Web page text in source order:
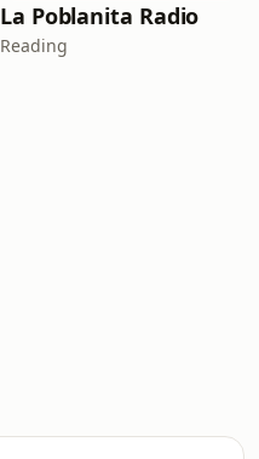
La Poblanita Radio
Reading